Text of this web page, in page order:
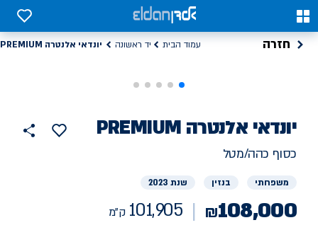
0
0
חזרה עמוד הבית יד ראשונה יונדאי אלנטרה PREMIUM
רכב
יד
יונדאי אלנטרה PREMIUM
101905
הוסף
למועדפים
כסוף כהה/מטל
משפחתי בנזין שנת 2023
₪108,000
101,905 ק"מ